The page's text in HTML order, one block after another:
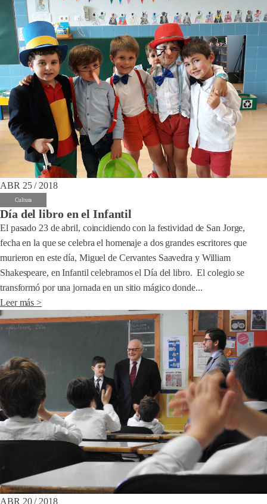
ABR 25 / 2018
Cultura
Día del libro en el Infantil
El pasado 23 de abril, coincidiendo con la festividad de San Jorge,
fecha en la que se celebra el homenaje a dos grandes escritores que
murieron en este día, Miguel de Cervantes Saavedra y William
Shakespeare, en Infantil celebramos el Día del libro. El colegio se
transformó por una jornada en un sitio mágico donde...
Leer más >
ABR 20 / 2018